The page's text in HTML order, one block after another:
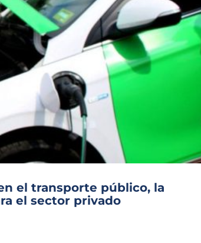
el transporte público, la
el sector privado